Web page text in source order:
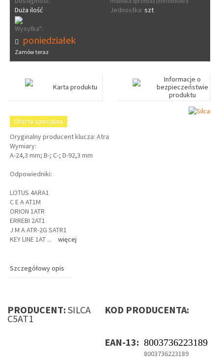
Duża ilość
Jednostka: szt
Wysyłka*:
poniedziałek
Zamów teraz
Karta produktu
Informacje o
bezpieczeństwie
produktu
Oferta specjalna
Oryginalny producent klucza: Atra
Wymiary:
A-24,3 mm; B-; C-; D-92,3 mm
Odpowiedniki:
LOTUS 4ARA1
C E A AT1M
ORION 1ATR
ERREBI 2AT1
J M A ATR-2G SATR1
KEY LINE 1AT ... więcej
Szczegółowy opis
PRODUCENT: SILCA KOD PRODUCENTA:
C5AT1
EAN-13: 8003736223189
8003736223189